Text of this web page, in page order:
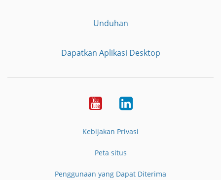
Unduhan
Dapatkan Aplikasi Desktop
YouTubeLinkedIn
Kebijakan Privasi
Peta situs
Penggunaan yang Dapat Diterima